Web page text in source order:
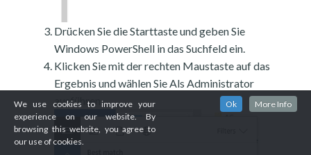
Drücken Sie die Starttaste und geben Sie
Windows PowerShell in das Suchfeld ein.
Klicken Sie mit der rechten Maustaste auf das
Ergebnis und wählen Sie Als Administrator
ausführen.
We use cookies to improve your
experience on our website. By
browsing this website, you agree to
our use of cookies.
Ok More Info